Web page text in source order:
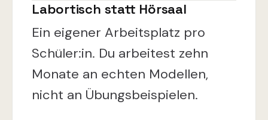
Labortisch statt Hörsaal
Ein eigener Arbeitsplatz pro
Schüler:in. Du arbeitest zehn
Monate an echten Modellen,
nicht an Übungsbeispielen.